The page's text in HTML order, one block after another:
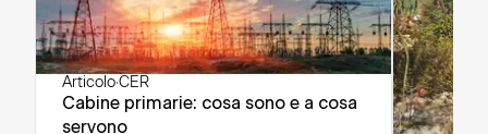
Articolo·CER
Cabine primarie: cosa sono e a cosa
servono